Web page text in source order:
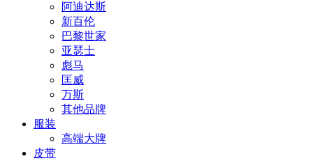
阿迪达斯
新百伦
巴黎世家
亚瑟士
彪马
匡威
万斯
其他品牌
服装
高端大牌
皮带